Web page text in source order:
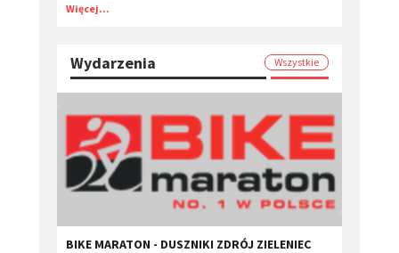
Więcej...
Wydarzenia Wszystkie
BIKE MARATON - DUSZNIKI ZDRÓJ ZIELENIEC